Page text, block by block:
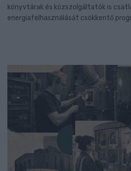
könyvtárak és közszolgáltatók is
energiafelhasználását csökkentő